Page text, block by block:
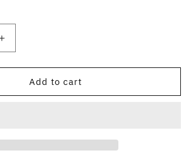
Increase
quantity
for
Retro
Add to cart